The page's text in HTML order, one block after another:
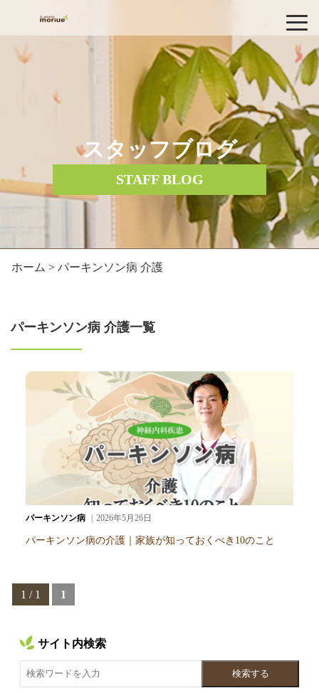
スタッフブログ
STAFF BLOG
ホーム > パーキンソン病 介護
パーキンソン病 介護一覧
パーキンソン病 2026年5月26日
パーキンソン病の介護｜家族が知っておくべき10のこと
1 / 1 1
サイト内検索
検索する